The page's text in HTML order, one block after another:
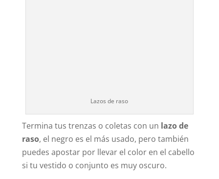
Lazos de raso
Termina tus trenzas o coletas con un lazo de
raso, el negro es el más usado, pero también
puedes apostar por llevar el color en el cabello
si tu vestido o conjunto es muy oscuro.